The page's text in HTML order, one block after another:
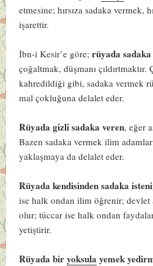
etmesine; hırsıza sadaka vermek,
işarettir.
İbn-i Kesir’e göre;rüyada
çoğaltmak, düşmanı
kahredildiği gibi, sadaka vermek
mal çokluğuna delalet eder.
Rüyada gizli sadaka veren, eğer
Bazen sadaka vermek ilim
yaklaşmaya da delalet eder.
Rüyada kendisinden sadaka
ise halk ondan ilim öğrenir; devlet
olur; tüccar ise halk ondan
yetiştirir.
Rüyada biryoksula yemek